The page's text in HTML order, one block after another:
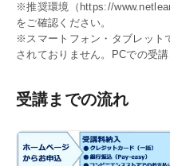
KALSメディア
お知らせ
お問い合わせ
KALSをはじめる
※推奨環境（ https://
をご確認ください。
※スマートフォン・タブレット
されておりません。PCでの受講
受講までの流れ